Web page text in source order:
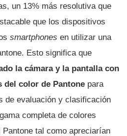
un 13% más resolutiva que
que los dispositivos
smartphones en utilizar una
Esto significa que
la cámara y la pantalla con
del color de Pantone para
de evaluación y clasificación
completa de colores
tal como apreciarían